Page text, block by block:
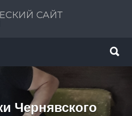
отдыха
Чернявского